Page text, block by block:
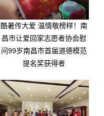
酷暑传大爱 温情敬榜样！南
昌市让爱回家志愿者协会慰
问99岁南昌市首届道德模范
提名奖获得者